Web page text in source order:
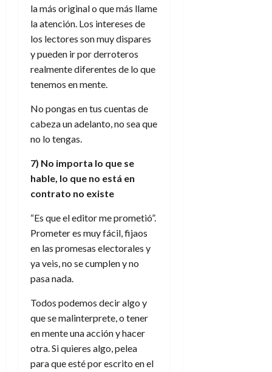
la más original o que más llame
la atención. Los intereses de
los lectores son muy dispares
y pueden ir por derroteros
realmente diferentes de lo que
tenemos en mente.
No pongas en tus cuentas de
cabeza un adelanto, no sea que
no lo tengas.
7) No importa lo que se
hable, lo que no está en
contrato no existe
“Es que el editor me prometió”.
Prometer es muy fácil, fijaos
en las promesas electorales y
ya veis, no se cumplen y no
pasa nada.
Todos podemos decir algo y
que se malinterprete, o tener
en mente una acción y hacer
otra. Si quieres algo, pelea
para que esté por escrito en el